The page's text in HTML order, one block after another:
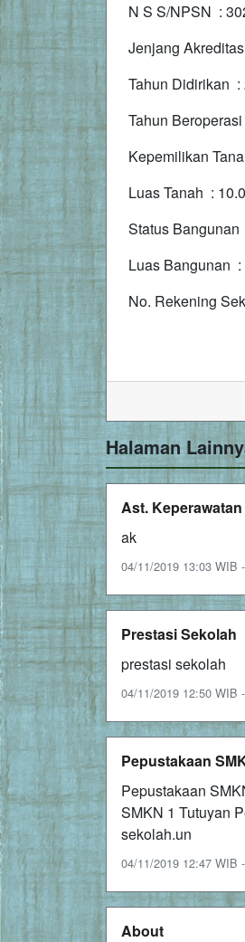
N S S/NPSN :
Jenjang
Tahun Didirikan :
Tahun
Kepemilikan
Luas Tanah :
Status
Luas Bangunan :
No. Rekening
Halaman
Ast. Keperawatan
ak
04/11/2019 13:03 WIB
Prestasi Sekolah
prestasi sekolah
04/11/2019 12:50 WIB
Pepustakaan
Pepustakaan
SMKN 1 Tutuyan
sekolah.un
04/11/2019 12:47 WIB
About